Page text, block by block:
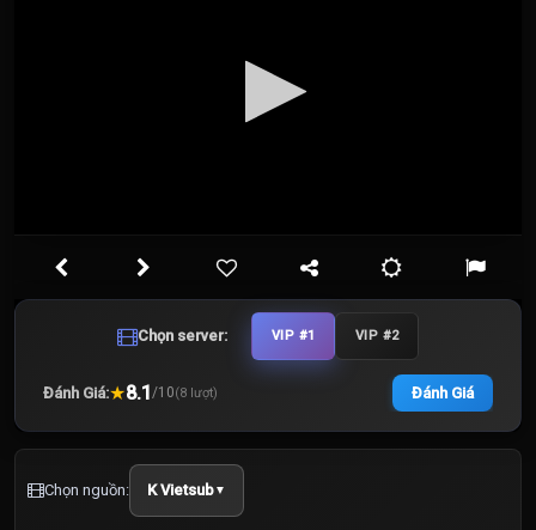
Chọn server: VIP #1 VIP #2
Đánh Giá:★8.1/10(8 lượt) Đánh Giá
Chọn nguồn: K Vietsub▼